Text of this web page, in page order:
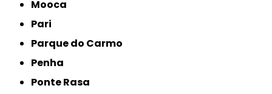
Mooca
Pari
Parque do Carmo
Penha
Ponte Rasa